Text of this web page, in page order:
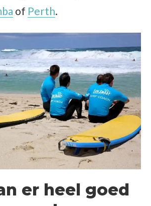
of Perth.
er heel goed